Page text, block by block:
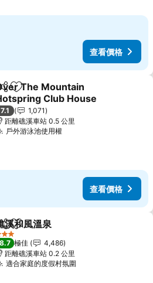
查看價格
享 放到收藏夾
The Mountain
Club House
看價格
7.1
1,071
距離礁溪車站 0.5 公里
戶外游泳池使用權查看價格
查看價格
享 放到收藏夾
溪和風溫泉
星級
8.7 極佳
4,486
距離礁溪車站 0.2 公里
適合家庭的度假村氛圍